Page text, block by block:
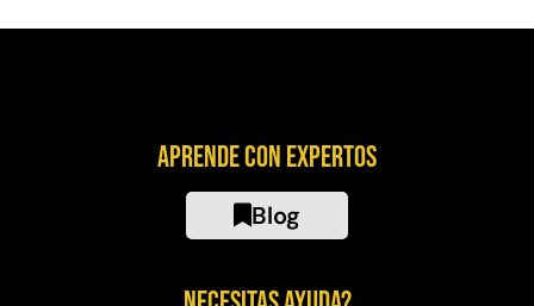
Aprende con expertos
Blog